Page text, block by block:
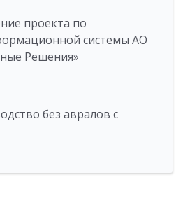
проекта по
системы АО
Решения»
без авралов с